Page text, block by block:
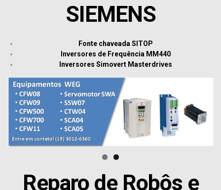
SIEMENS
Fonte chaveada SITOP
Inversores de Frequência MM440
Inversores Simovert Masterdrives
Reparo de Robôs e